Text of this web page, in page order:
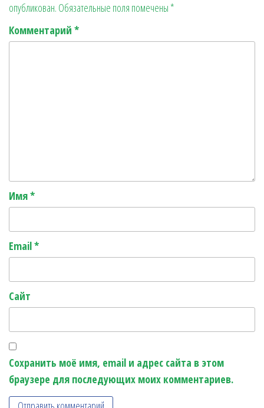
опубликован. Обязательные поля помечены *
Комментарий *
Имя*
Email*
Сайт
Сохранить моё имя, email и адрес сайта в этом
браузере для последующих моих комментариев.